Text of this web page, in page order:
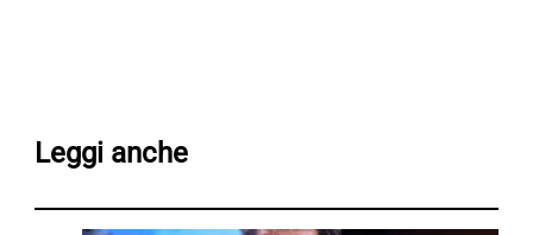
Leggi anche